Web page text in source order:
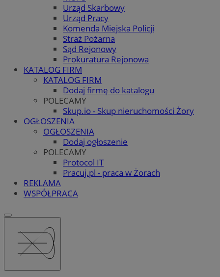
Urząd Skarbowy
Urząd Pracy
Komenda Miejska Policji
Straż Pożarna
Sąd Rejonowy
Prokuratura Rejonowa
KATALOG FIRM
KATALOG FIRM
Dodaj firmę do katalogu
POLECAMY
Skup.io - Skup nieruchomości Żory
OGŁOSZENIA
OGŁOSZENIA
Dodaj ogłoszenie
POLECAMY
Protocol IT
Pracuj.pl - praca w Żorach
REKLAMA
WSPÓŁPRACA